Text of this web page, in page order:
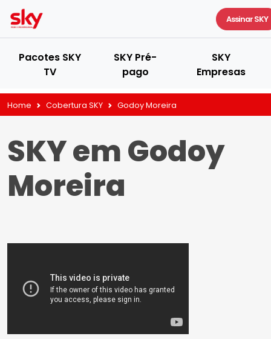
Assinar SKY
Pacotes SKY
TV
SKY Pré-
pago
SKY
Empresas
Home Cobertura SKY Godoy Moreira
SKY em Godoy
Moreira